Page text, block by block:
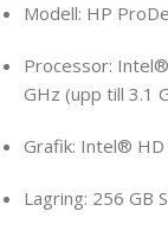
Modell: HP
Processor:
GHz (upp till 3.1
Grafik: Intel® HD
Lagring: 256 GB